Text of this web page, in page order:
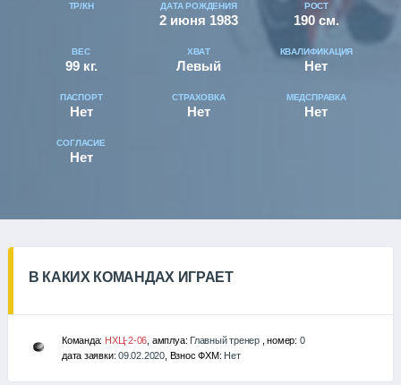
ТР/КН ДАТА РОЖДЕНИЯ
2 июня 1983
РОСТ
190 см.
ВЕС
99 кг.
ХВАТ
Левый
КВАЛИФИКАЦИЯ
Нет
ПАСПОРТ
Нет
СТРАХОВКА
Нет
МЕДСПРАВКА
Нет
СОГЛАСИЕ
Нет
В КАКИХ КОМАНДАХ ИГРАЕТ
Команда: НХЦ-2-06 , амплуа: Главный тренер , номер: 0
дата заявки:09.02.2020, Взнос ФХМ: Нет